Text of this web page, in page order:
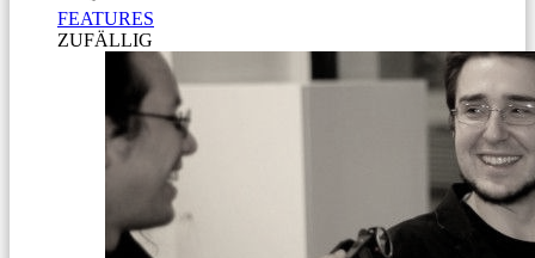
FEATURES
ZUFÄLLIG